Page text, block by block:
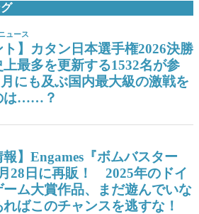
ュース
ト】カタン日本選手権2026決勝
上最多を更新する1532名が参
にも及ぶ国内最大級の激戦を
は……？
報】Engames『ボムバスター
28日に再販！ 2025年のドイ
ーム大賞作品、まだ遊んでいな
ばこのチャンスを逃すな！